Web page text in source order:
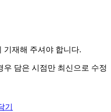
기재해 주셔야 합니다.
담은 시점만 최신으로 수정
기